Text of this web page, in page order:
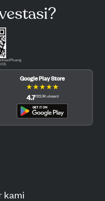
Pluang
Google Play Store
★★★★★
4.7(122.3Kulasan)
kami